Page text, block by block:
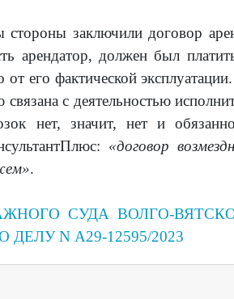
стороны заключили договор
арендатор, должен был
от его фактической
с деятельностью
нет, значит, нет и
«договор
.
СУДА ВОЛГО-
ДЕЛУ N А29-12595/2023